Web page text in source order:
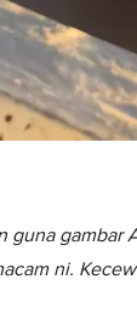
guna
ni.